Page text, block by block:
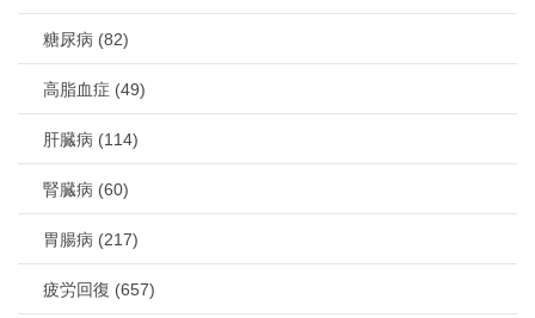
糖尿病 (82)
高脂血症 (49)
肝臓病 (114)
腎臓病 (60)
胃腸病 (217)
疲労回復 (657)